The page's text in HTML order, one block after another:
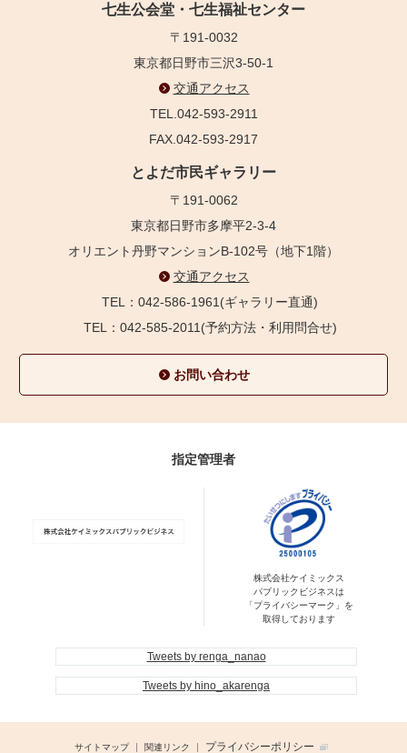
七生公会堂・七生福祉センター
〒191-0032
東京都日野市三沢3-50-1
交通アクセス
TEL.042-593-2911
FAX.042-593-2917
とよだ市民ギャラリー
〒191-0062
東京都日野市多摩平2-3-4
オリエント丹野マンションB-102号（地下1階）
交通アクセス
TEL：042-586-1961(ギャラリー直通)
TEL：042-585-2011(予約方法・利用問合せ)
お問い合わせ
指定管理者
株式会社ケイミックス
パブリックビジネスは
「プライバシーマーク」を
取得しております
Tweets by renga_nanao
Tweets by hino_akarenga
サイトマップ 関連リンク プライバシーポリシー